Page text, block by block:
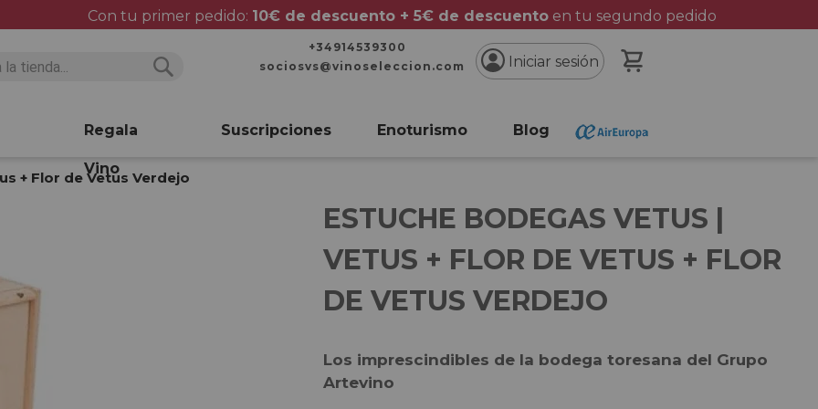
Con tu primer pedido: 10€ de descuento + 5€ de descuentoen tu segundo pedido
+34914539300
sociosvs@vinoseleccion.com
Iniciar sesión
Regala
Vino
Suscripciones Enoturismo Blog
+ Flor de Vetus Verdejo
ESTUCHE BODEGAS VETUS |
VETUS + FLOR DE VETUS + FLOR
DE VETUS VERDEJO
Los imprescindibles de la bodega toresana del Grupo
Artevino